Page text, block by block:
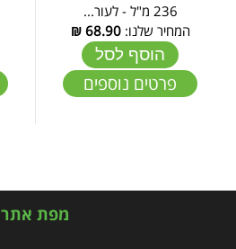
236 מ"ל - לעור...
המחיר שלנו:68.90
₪
הוסף לסל
פרטים נוספים
מפת אתר